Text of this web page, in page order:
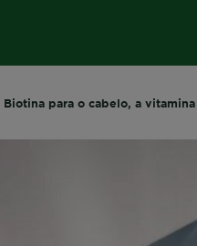
Biotina para o cabelo, a